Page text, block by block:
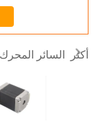
أكثر السائر